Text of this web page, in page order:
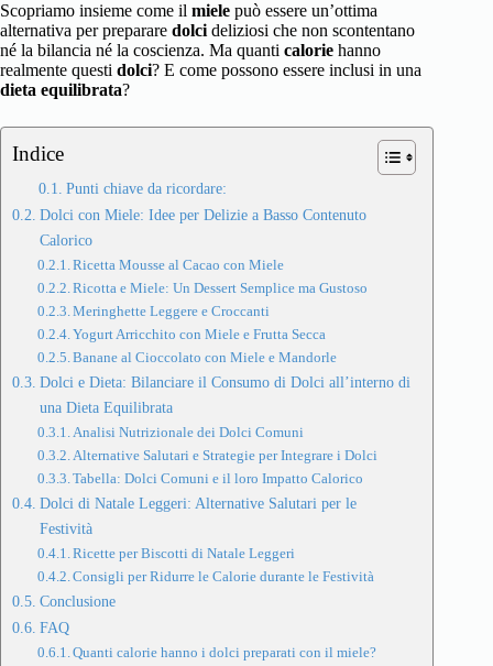
Scopriamo insieme come il miele può essere un’ottima
alternativa per preparare dolci deliziosi che non scontentano
né la bilancia né la coscienza. Ma quanti calorie hanno
realmente questi dolci? E come possono essere inclusi in una
dieta equilibrata?
Indice
Punti chiave da ricordare:
Dolci con Miele: Idee per Delizie a Basso Contenuto
Calorico
Ricetta Mousse al Cacao con Miele
Ricotta e Miele: Un Dessert Semplice ma Gustoso
Meringhette Leggere e Croccanti
Yogurt Arricchito con Miele e Frutta Secca
Banane al Cioccolato con Miele e Mandorle
Dolci e Dieta: Bilanciare il Consumo di Dolci all’interno di
una Dieta Equilibrata
Analisi Nutrizionale dei Dolci Comuni
Alternative Salutari e Strategie per Integrare i Dolci
Tabella: Dolci Comuni e il loro Impatto Calorico
Dolci di Natale Leggeri: Alternative Salutari per le
Festività
Ricette per Biscotti di Natale Leggeri
Consigli per Ridurre le Calorie durante le Festività
Conclusione
FAQ
Quanti calorie hanno i dolci preparati con il miele?